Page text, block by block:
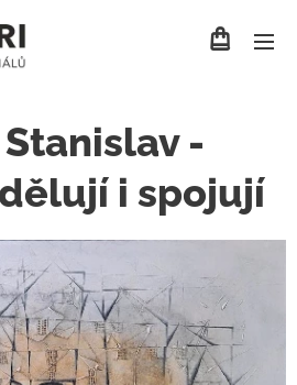
-
i spojují